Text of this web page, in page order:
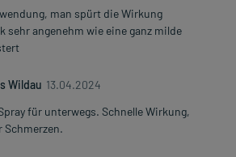
man spürt die Wirkung
sehr angenehm wie eine ganz milde
Wildau 13.04.2024
für unterwegs. Schnelle Wirkung,
Schmerzen.